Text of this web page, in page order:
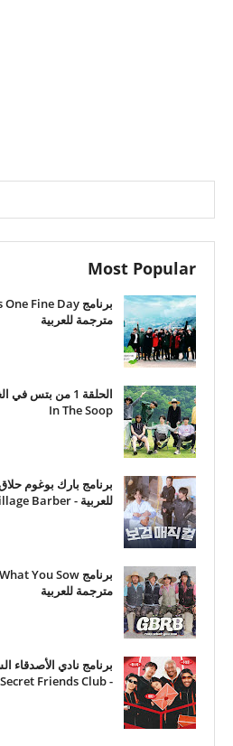
Most Popular
مترجمة للعربية
In The Soop
للعربية - The Village Barber
مترجمة للعربية
- The Secret Friends Club